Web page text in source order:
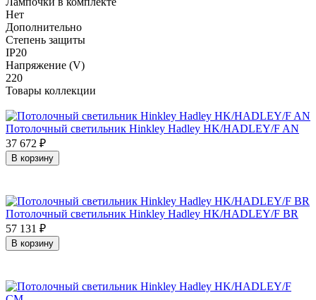
Нет
Дополнительно
Степень защиты
IP20
Напряжение (V)
220
Товары коллекции
Потолочный светильник Hinkley Hadley HK/HADLEY/F AN
37 672 ₽
В корзину
Потолочный светильник Hinkley Hadley HK/HADLEY/F BR
57 131 ₽
В корзину